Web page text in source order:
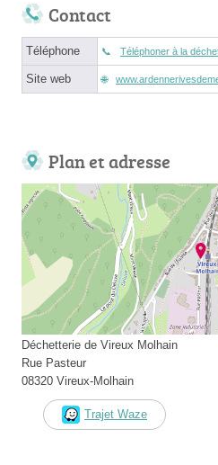
Contact
Téléphone Téléphoner à la
Site web
Plan et adresse
Déchetterie de Vireux Molhain
Rue Pasteur
08320 Vireux-Molhain
Trajet Waze